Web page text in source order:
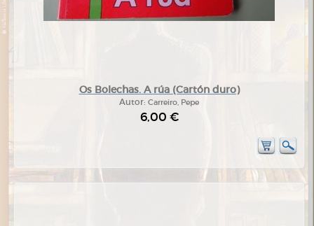
Os Bolechas. A rúa (Cartón duro)
Autor: Carreiro, Pepe
6,00 €